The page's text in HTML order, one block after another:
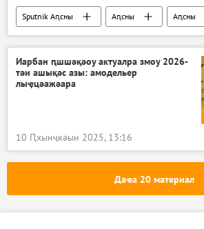
Sputnik Аԥсны Аԥсны
Аԥсны
Ажәабжьқәа
Иарбан ԥшшәқәоу актуалра змоу 2026-
тәи ашықәс азы: амодельер
лыҿцәажәара
10 Ԥхынҷкәын 2025, 13:16
Даҽа 20 материал